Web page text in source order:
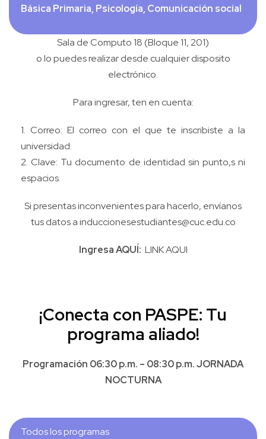
Básica Primaria, Psicología, Comunicación social
Sala de Computo 18 (Bloque 11, 201)
o lo puedes realizar desde cualquier disposito
electrónico.
Para ingresar, ten en cuenta:
1. Correo: El correo con el que te inscribiste a la
universidad.
2. Clave: Tu documento de identidad sin punto,s ni
espacios.
Si presentas inconvenientes para hacerlo, envíanos
tus datos a induccionesestudiantes@cuc.edu.co
Ingresa AQUÍ: LINK AQUI
¡Conecta con PASPE: Tu
programa aliado!
Programación 06:30 p.m. – 08:30 p.m. JORNADA
NOCTURNA
Todos los programas